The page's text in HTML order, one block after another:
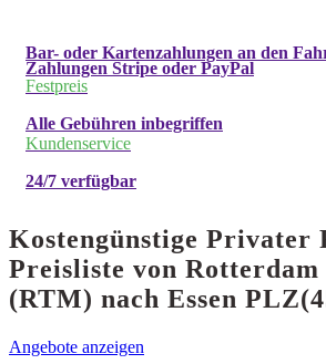
Bar- oder Kartenzahlungen an den
Zahlungen Stripe oder PayPal
Festpreis
Alle Gebühren inbegriffen
Kundenservice
24/7 verfügbar
Kostengünstige Privater
Preisliste von Rotterdam
(RTM) nach Essen
Angebote anzeigen